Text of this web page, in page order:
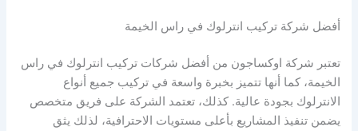
أفضل شركة تركيب انترلوك في راس الخيمة
تعتبر شركة اوكساجون من أفضل شركات تركيب انترلوك في راس
الخيمة، كما أنها تتميز بخبرة واسعة في تركيب جميع أنواع
الانترلوك بجودة عالية. كذلك، تعتمد الشركة على فريق متخصص
يضمن تنفيذ المشاريع بأعلى مستويات الاحترافية، لذلك يثق